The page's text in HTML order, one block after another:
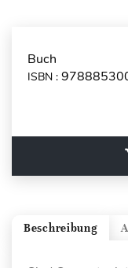
Buch
ISBN :
Beschreibung